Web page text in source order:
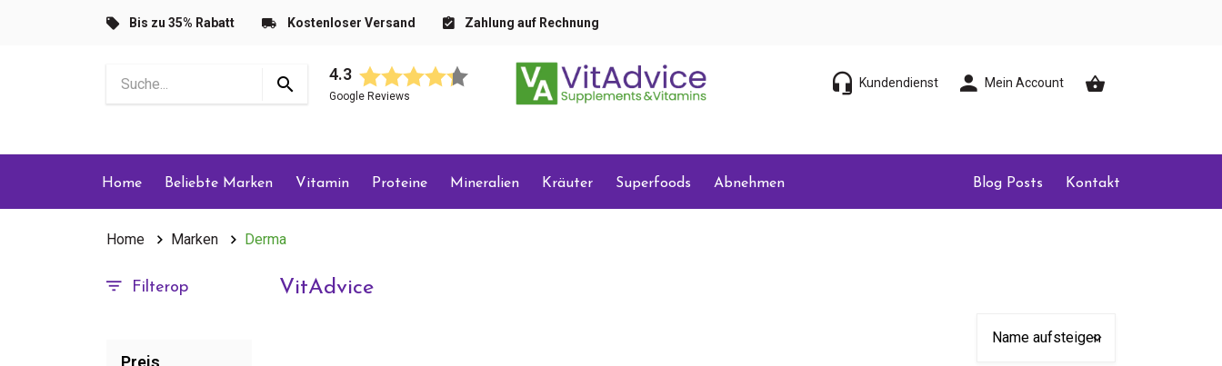
Bis zu 35% Rabatt Kostenloser Versand Zahlung auf Rechnung
4.3
Google Reviews
Kundendienst Mein Account
Home Beliebte Marken Vitamin Proteine Mineralien Kräuter Superfoods Abnehmen Blog Posts Kontakt
Home Marken Derma
Filterop
Preis
VitAdvice